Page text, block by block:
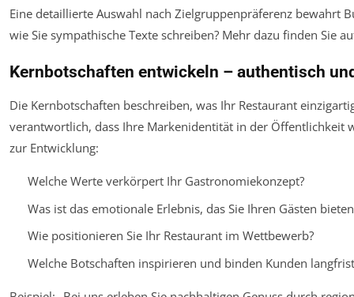
Eine detaillierte Auswahl nach Zielgruppenpräferenz bewahrt
wie Sie sympathische Texte schreiben? Mehr dazu finden Sie
Kernbotschaften entwickeln – authentisch
Die Kernbotschaften beschreiben, was Ihr Restaurant
verantwortlich, dass Ihre Markenidentität in der Öffentlichkeit
zur Entwicklung:
Welche Werte verkörpert Ihr Gastronomiekonzept?
Was ist das emotionale Erlebnis, das Sie Ihren Gästen
Wie positionieren Sie Ihr Restaurant im Wettbewerb?
Welche Botschaften inspirieren und binden Kunden